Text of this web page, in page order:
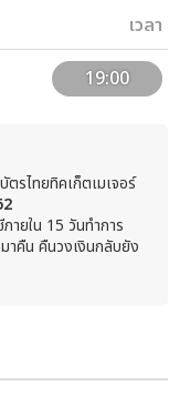
เวลา
19:00
รไทยทิคเก็ตเมเจอร์
ายใน 15 วันทำการ
าคืน คืนวงเงินกลับยัง